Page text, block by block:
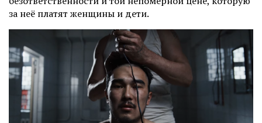
за неё платят женщины и дети.